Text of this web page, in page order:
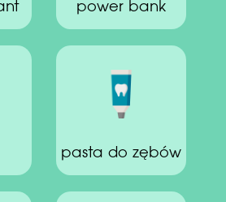
power bank
pasta do zębów